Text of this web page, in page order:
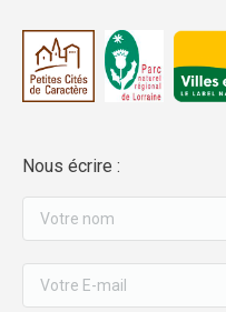
Nous écrire :